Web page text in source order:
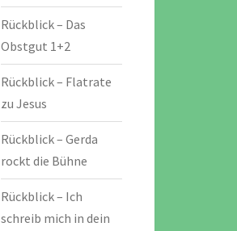
Rückblick – Das
Obstgut 1+2
Rückblick – Flatrate
zu Jesus
Rückblick – Gerda
rockt die Bühne
Rückblick – Ich
schreib mich in dein